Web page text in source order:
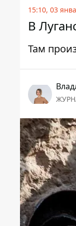
15:10, 03
В
Там